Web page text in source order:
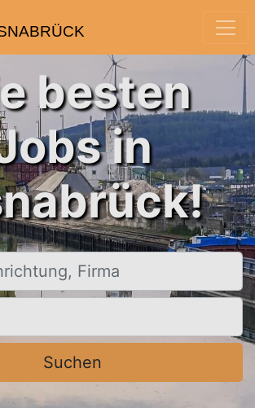
besten
in
Firma
Suchen